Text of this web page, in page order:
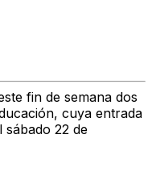
fin de semana dos
cuya entrada
sábado 22 de